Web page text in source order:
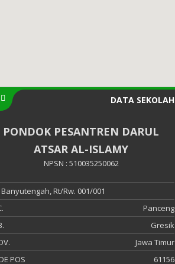
DATA SEKOLAH
PONDOK PESANTREN DARUL
ATSAR AL-ISLAMY
NPSN : 510035250062
Banyutengah, Rt/Rw. 001/001
Panceng
Gresik
Jawa Timur
POS
61156